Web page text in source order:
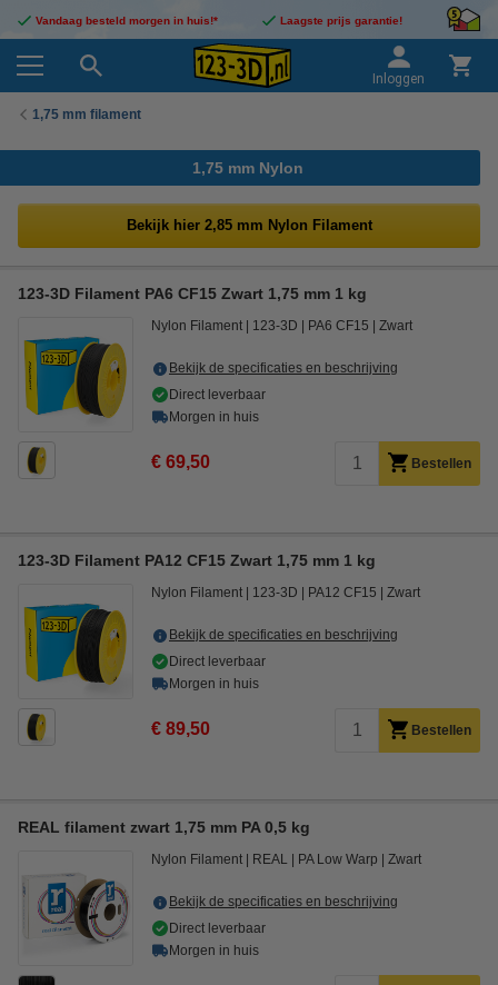
Vandaag besteld morgen in huis!* Laagste prijs garantie!
Inloggen
1,75 mm filament
1,75 mm Nylon
Bekijk hier 2,85 mm Nylon Filament
123-3D Filament PA6 CF15 Zwart 1,75 mm 1 kg
Nylon Filament 123-3D PA6 CF15 Zwart
Bekijk de specificaties en beschrijving
Direct leverbaar
Morgen in huis
€ 69,50 Bestellen
123-3D Filament PA12 CF15 Zwart 1,75 mm 1 kg
Nylon Filament 123-3D PA12 CF15 Zwart
Bekijk de specificaties en beschrijving
Direct leverbaar
Morgen in huis
€ 89,50 Bestellen
REAL filament zwart 1,75 mm PA 0,5 kg
Nylon Filament REAL PA Low Warp Zwart
Bekijk de specificaties en beschrijving
Direct leverbaar
Morgen in huis